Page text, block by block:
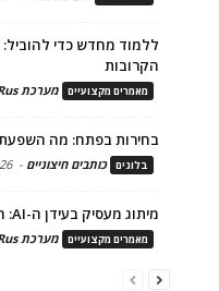
ללמוד מחדש כדי
הקרובות
מאמרים מקצועיים מערכת HRus
בחירות בפתח: מה
בלוגים כותבים חיצוניים -
מיתוג מעסיק בעידן ה-AI: המנוע הכלכלי של גיוס ושימור טלנטים
מאמרים מקצועיים מערכת HRus